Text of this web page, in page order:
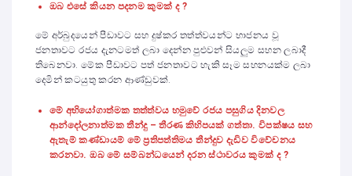
ඔබ එසේ කියන පදනම කුමක් ද ?
මේ අර්බුදයෙන් පීඩාවට සහ දුෂ්කර තත්ත්වයන්ට භාජනය වූ
ජනතාවට රජය දැනටමත් ලබා දෙන්න පුළුවන් සියලුම සහන ලබාදී
තිබෙනවා. මේක පීඩාවට පත් ජනතාවට හැකි සෑම සහනයක්ම ලබා
දෙමින් කටයුතු කරන ආණ්ඩුවක්.
මේ අභියෝගාත්මක තත්ත්වය හමුවේ රජය පසුගිය දිනවල
ආන්දෝලනාත්මක තීන්දු – තීරණ කිහිපයක් ගත්තා. විපක්ෂය සහ
ඇතැම් කණ්ඩායම් මේ ප්‍රතිපත්තිමය තීන්දුව දැඩිව විවේචනය
කරනවා. ඔබ මේ සම්බන්ධයෙන් දරන ස්ථාවරය කුමක් ද ?